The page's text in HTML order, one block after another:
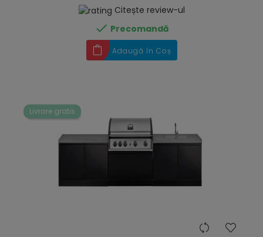
Citește review-ul
 Precomandă
Adaugă în Coș
Livrare gratis